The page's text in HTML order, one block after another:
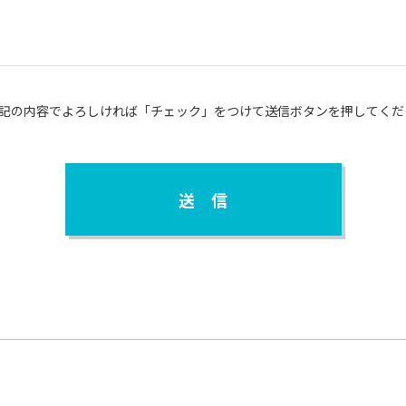
の内容でよろしければ「チェック」をつけて送信ボタンを押してく